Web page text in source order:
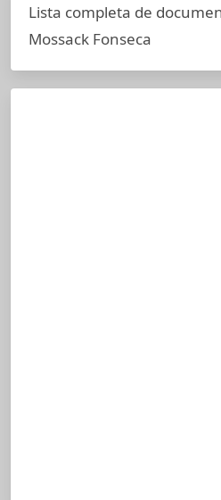
Lista completa de
Mossack Fonseca